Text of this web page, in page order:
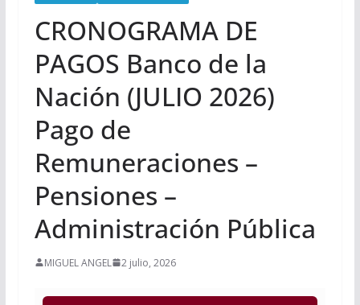
CRONOGRAMA DE
PAGOS Banco de la
Nación (JULIO 2026)
Pago de
Remuneraciones –
Pensiones –
Administración Pública
MIGUEL ANGEL 2 julio, 2026